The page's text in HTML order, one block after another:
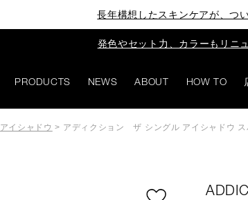
長年構想したスキンケアが、
発色やセット力、カラーもリ
PRODUCTS NEWS ABOUT HOW TO
アイシャドウ > アディクション ザ シングル アイシャドウ ス